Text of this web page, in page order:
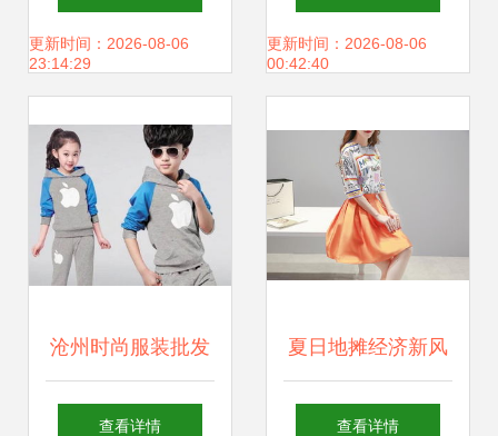
长袖厂家尾单尾货
更新时间：2026-08-06
23:14:29
站式采购指南
更新时间：2026-08-06
00:42:40
沧州时尚服装批发
几块钱厂家直销背
查看详情
夏日地摊经济新风
向 武汉服装批发厂
查看详情